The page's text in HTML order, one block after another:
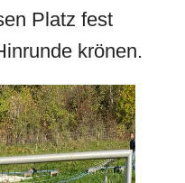
Platz fest
krönen.